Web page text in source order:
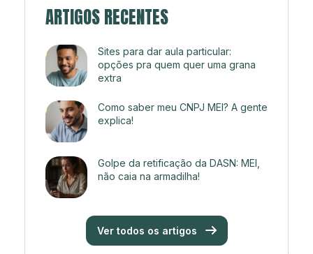
ARTIGOS RECENTES
Sites para dar aula particular:
opções pra quem quer uma grana
extra
Como saber meu CNPJ MEI? A gente
explica!
Golpe da retificação da DASN: MEI,
não caia na armadilha!
Ver todos os artigos